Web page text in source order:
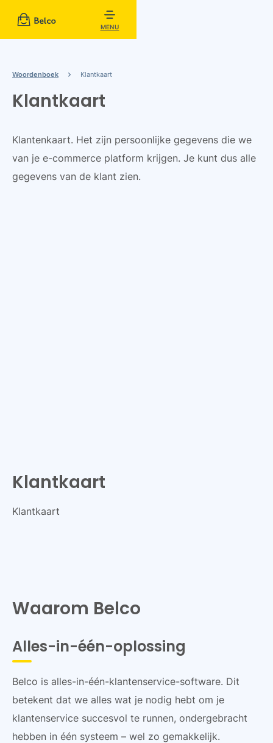
MENU
Woordenboek Klantkaart
Klantkaart
Klantenkaart. Het zijn persoonlijke gegevens die we
van je e-commerce platform krijgen. Je kunt dus alle
gegevens van de klant zien.
Klantkaart
Klantkaart
Waarom Belco
Alles-in-één-oplossing
Belco is alles-in-één-klantenservice-software. Dit
betekent dat we alles wat je nodig hebt om je
klantenservice succesvol te runnen, ondergebracht
hebben in één systeem – wel zo gemakkelijk.